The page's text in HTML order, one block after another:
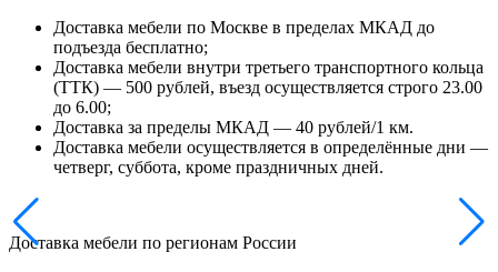
Доставка мебели по Москве в пределах МКАД до
подъезда бесплатно;
Доставка мебели внутри третьего транспортного кольца
(ТТК) — 500 рублей, въезд осуществляется строго 23.00
до 6.00;
Доставка за пределы МКАД — 40 рублей/1 км.
Доставка мебели осуществляется в определённые дни —
четверг, суббота, кроме праздничных дней.
Доставка мебели по регионам России